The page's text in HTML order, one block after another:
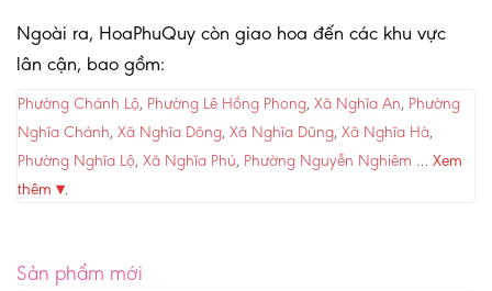
Ngoài ra, HoaPhuQuy còn giao hoa đến các khu vực
lân cận, bao gồm:
Phường Chánh Lộ, Phường Lê Hồng Phong, Xã Nghĩa An, Phường
Nghĩa Chánh, Xã Nghĩa Dõng, Xã Nghĩa Dũng, Xã Nghĩa Hà,
Phường Nghĩa Lộ, Xã Nghĩa Phú, Phường Nguyễn Nghiêm … Xem
thêm ▾.
Sản phẩm mới